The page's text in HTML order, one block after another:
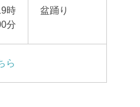
時
分
盆踊り
ら